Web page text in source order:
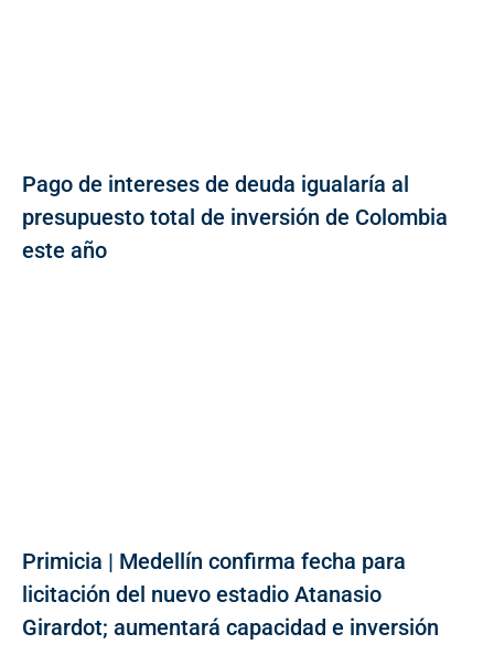
Pago de intereses de deuda igualaría al
presupuesto total de inversión de Colombia
este año
Primicia | Medellín confirma fecha para
licitación del nuevo estadio Atanasio
Girardot; aumentará capacidad e inversión